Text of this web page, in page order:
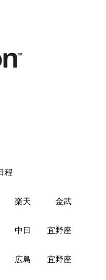
程
００ 楽天 金武
０ 中日 宜野座
０ 広島 宜野座